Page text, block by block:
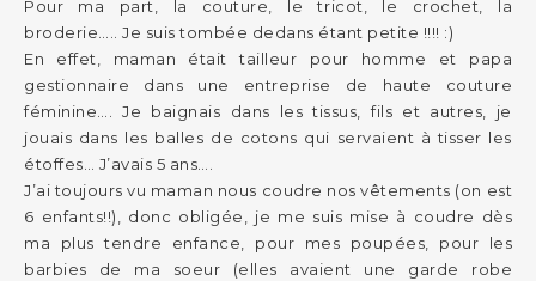
Pour ma part, la couture, le tricot, le crochet, la
broderie….. Je suis tombée dedans étant petite !!!! :)
En effet, maman était tailleur pour homme et papa
gestionnaire dans une entreprise de haute couture
féminine…. Je baignais dans les tissus, fils et autres, je
jouais dans les balles de cotons qui servaient à tisser les
étoffes… J’avais 5 ans….
J’ai toujours vu maman nous coudre nos vêtements (on est
6 enfants!!), donc obligée, je me suis mise à coudre dès
ma plus tendre enfance, pour mes poupées, pour les
barbies de ma soeur (elles avaient une garde robe